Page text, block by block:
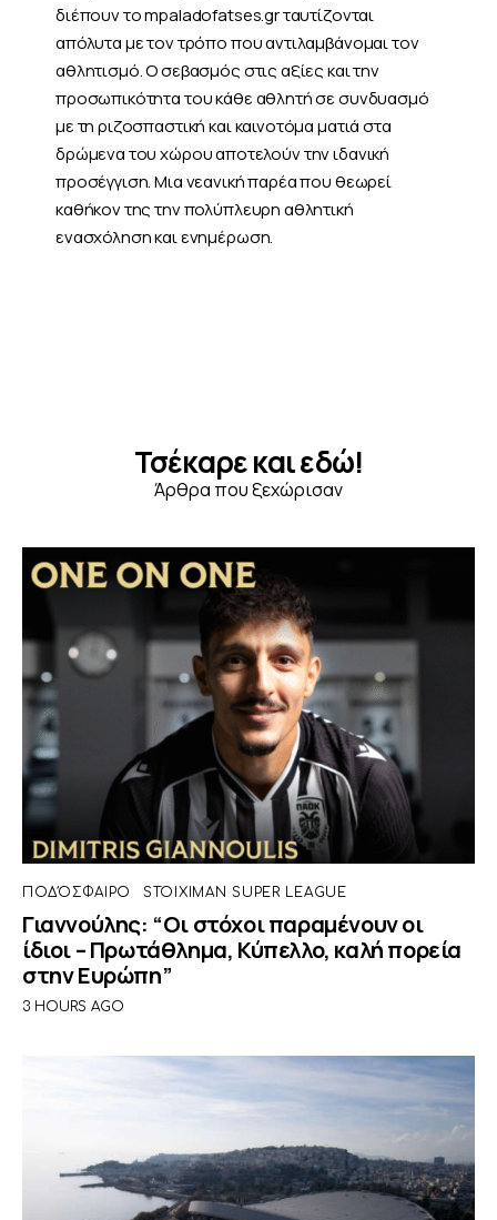
διέπουν το mpaladofatses.gr ταυτίζονται
απόλυτα με τον τρόπο που αντιλαμβάνομαι τον
αθλητισμό. Ο σεβασμός στις αξίες και την
προσωπικότητα του κάθε αθλητή σε συνδυασμό
με τη ριζοσπαστική και καινοτόμα ματιά στα
δρώμενα του χώρου αποτελούν την ιδανική
προσέγγιση. Μια νεανική παρέα που θεωρεί
καθήκον της την πολύπλευρη αθλητική
ενασχόληση και ενημέρωση.
Τσέκαρε και εδώ!
Άρθρα που ξεχώρισαν
ΠΟΔΌΣΦΑΙΡΟ STOIXIMAN SUPER LEAGUE
Γιαννούλης: “Οι στόχοι παραμένουν οι
ίδιοι – Πρωτάθλημα, Κύπελλο, καλή πορεία
στην Ευρώπη”
3 HOURS AGO